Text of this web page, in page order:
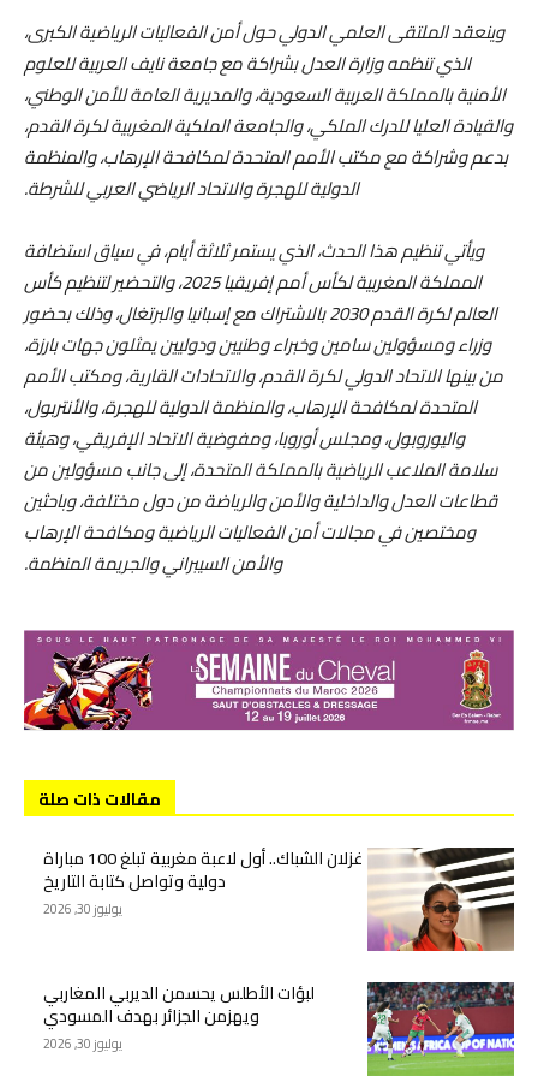
وينعقد الملتقى العلمي الدولي حول أمن الفعاليات الرياضية الكبرى،
الذي تنظمه وزارة العدل بشراكة مع جامعة نايف العربية للعلوم
الأمنية بالمملكة العربية السعودية، والمديرية العامة للأمن الوطني،
والقيادة العليا للدرك الملكي، والجامعة الملكية المغربية لكرة القدم،
بدعم وشراكة مع مكتب الأمم المتحدة لمكافحة الإرهاب، والمنظمة
الدولية للهجرة والاتحاد الرياضي العربي للشرطة.
ويأتي تنظيم هذا الحدث، الذي يستمر ثلاثة أيام، في سياق استضافة
المملكة المغربية لكأس أمم إفريقيا 2025، والتحضير لتنظيم كأس
العالم لكرة القدم 2030 بالاشتراك مع إسبانيا والبرتغال، وذلك بحضور
وزراء ومسؤولين سامين وخبراء وطنيين ودوليين يمثلون جهات بارزة،
من بينها الاتحاد الدولي لكرة القدم، والاتحادات القارية، ومكتب الأمم
المتحدة لمكافحة الإرهاب، والمنظمة الدولية للهجرة، والأنتربول،
واليوروبول، ومجلس أوروبا، ومفوضية الاتحاد الإفريقي، وهيئة
سلامة الملاعب الرياضية بالمملكة المتحدة، إلى جانب مسؤولين من
قطاعات العدل والداخلية والأمن والرياضة من دول مختلفة، وباحثين
ومختصين في مجالات أمن الفعاليات الرياضية ومكافحة الإرهاب
والأمن السيبراني والجريمة المنظمة.
مقالات ذات صلة
غزلان الشباك.. أول لاعبة مغربية تبلغ 100 مباراة
دولية وتواصل كتابة التاريخ
يوليوز 30, 2026
لبؤات الأطلس يحسمن الديربي المغاربي
ويهزمن الجزائر بهدف المسودي
يوليوز 30, 2026